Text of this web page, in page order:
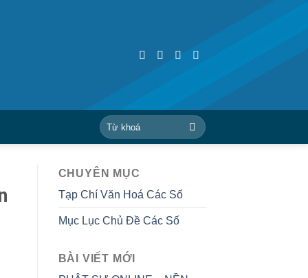
CHUYÊN MỤC
Tạp Chí Văn Hoá Các Số
Mục Lục Chủ Đề Các Số
BÀI VIẾT MỚI